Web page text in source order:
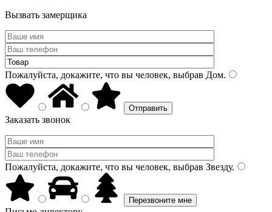
Вызвать замерщика
Пожалуйста, докажите, что вы человек, выбрав Дом.
Заказать звонок
Пожалуйста, докажите, что вы человек, выбрав Звезду.